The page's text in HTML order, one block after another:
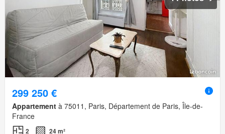
299 250 €
Appartement à 75011, Paris, Département de Paris, Île-de-
France
2 24 m²